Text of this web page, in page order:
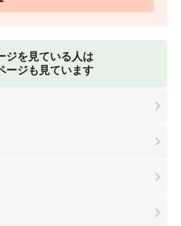
ジを見ている人は
ージも見ています